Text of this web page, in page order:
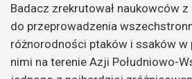
Badacz zrekrutował naukowców
do przeprowadzenia
różnorodności ptaków i ssaków w
nimi na terenie Azji Południowo-